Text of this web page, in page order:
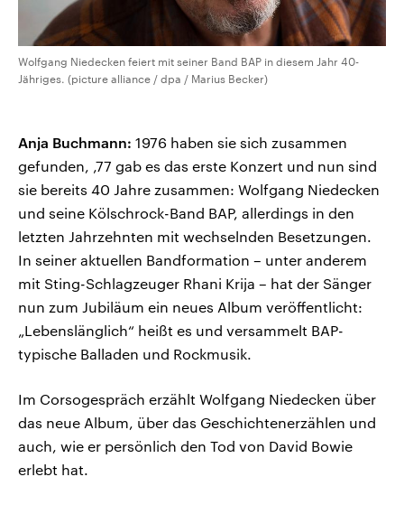
Wolfgang Niedecken feiert mit seiner Band BAP in diesem Jahr 40-
Jähriges. (picture alliance / dpa / Marius Becker)
Anja Buchmann: 1976 haben sie sich zusammen
gefunden, ‚77 gab es das erste Konzert und nun sind
sie bereits 40 Jahre zusammen: Wolfgang Niedecken
und seine Kölschrock-Band BAP, allerdings in den
letzten Jahrzehnten mit wechselnden Besetzungen.
In seiner aktuellen Bandformation – unter anderem
mit Sting-Schlagzeuger Rhani Krija – hat der Sänger
nun zum Jubiläum ein neues Album veröffentlicht:
„Lebenslänglich“ heißt es und versammelt BAP-
typische Balladen und Rockmusik.
Im Corsogespräch erzählt Wolfgang Niedecken über
das neue Album, über das Geschichtenerzählen und
auch, wie er persönlich den Tod von David Bowie
erlebt hat.